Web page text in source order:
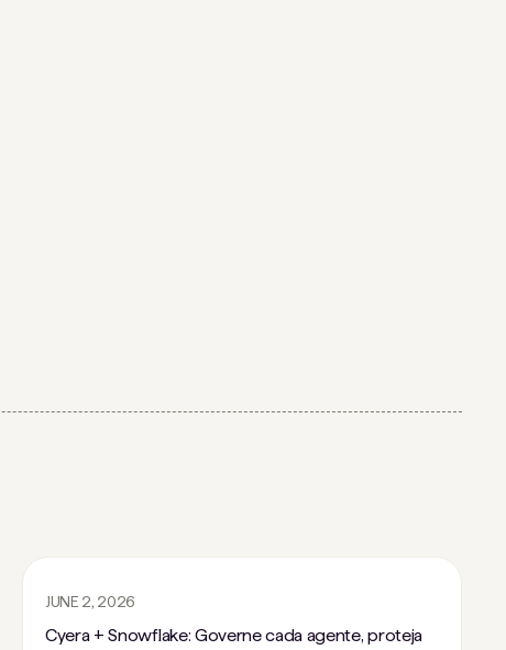
JUNE 2, 2026
Cyera + Snowflake: Governe cada agente, proteja